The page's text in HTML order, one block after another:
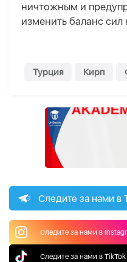
ничтожным и
изменить баланс
Турция Кирп
Следите за нами в
Следите за нами в
Следите за нами в TikTok